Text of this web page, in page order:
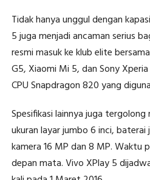
Tidak hanya unggul dengan
5 juga menjadi ancaman serius
resmi masuk ke klub elite
G5, Xiaomi Mi 5, dan Sony
CPU Snapdragon 820 yang
Spesifikasi lainnya juga
ukuran layar jumbo 6 inci,
kamera 16 MP dan 8 MP. Waktu
depan mata. Vivo XPlay 5